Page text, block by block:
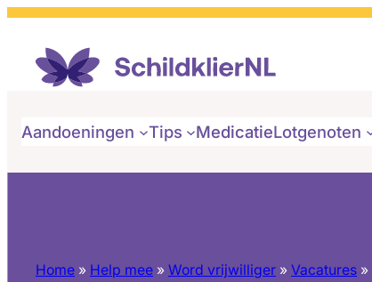
Aandoeningen Tips MedicatieLotgenoten
Home » Help mee » Word vrijwilliger » Vacatures »